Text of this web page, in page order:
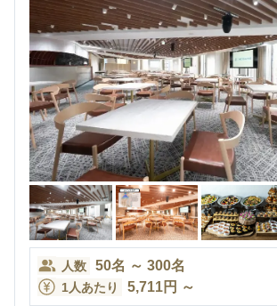
人数 50名 ～ 300名
1人あたり 5,711円 ～